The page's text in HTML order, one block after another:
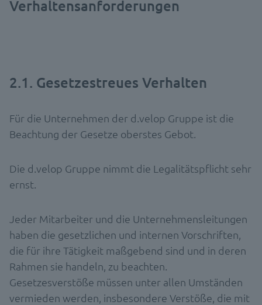
Verhaltensanforderungen
2.1. Gesetzestreues Verhalten
Für die Unternehmen der d.velop Gruppe ist die
Beachtung der Gesetze oberstes Gebot.
Die d.velop Gruppe nimmt die Legalitätspflicht sehr
ernst.
Jeder Mitarbeiter und die Unternehmensleitungen
haben die gesetzlichen und internen Vorschriften,
die für ihre Tätigkeit maßgebend sind und in deren
Rahmen sie handeln, zu beachten.
Gesetzesverstöße müssen unter allen Umständen
vermieden werden, insbesondere Verstöße, die mit